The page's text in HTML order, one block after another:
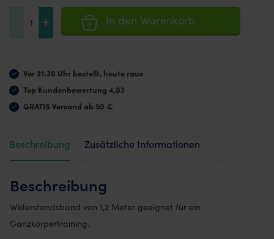
Menge
+ In den Warenkorb
Vor 21:30 Uhr bestellt, heute raus
Top Kundenbewertung 4,83
GRATIS Versand ab 50 €
Beschreibung
Zusätzliche Informationen
Beschreibung
Widerstandsband von 1,2 Meter geeignet für ein
Ganzkörpertraining.